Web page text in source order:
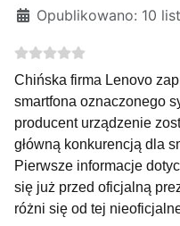
Opublikowano: 10
Chińska firma Lenovo
smartfona oznaczonego
producent urządzenie
główną konkurencją dla
Pierwsze informacje
się już przed oficjalną
różni się od tej